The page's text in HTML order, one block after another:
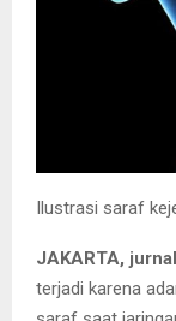
Ilustrasi saraf
JAKARTA,
terjadi karena